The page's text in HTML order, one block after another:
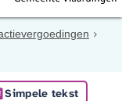
Simpele tekst